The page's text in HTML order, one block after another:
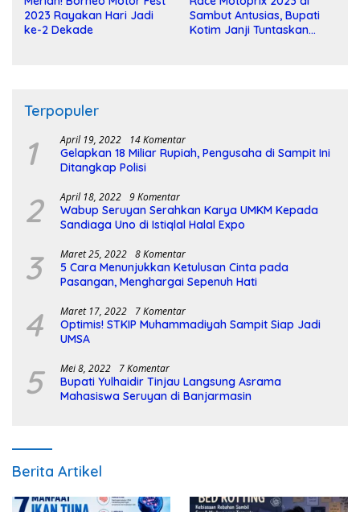
2023 Rayakan Hari Jadi
ke-2 Dekade
Sambut Antusias, Bupati
Kotim Janji Tuntaskan
Terpopuler
1 April 19, 2022 14 Komentar
Gelapkan 18 Miliar Rupiah, Pengusaha di Sampit Ini
Ditangkap Polisi
2 April 18, 2022 9 Komentar
Wabup Seruyan Serahkan Karya UMKM Kepada
Sandiaga Uno di Istiqlal Halal Expo
3 Maret 25, 2022 8 Komentar
5 Cara Menunjukkan Ketulusan Cinta pada
Pasangan, Menghargai Sepenuh Hati
4 Maret 17, 2022 7 Komentar
Optimis! STKIP Muhammadiyah Sampit Siap Jadi
UMSA
5 Mei 8, 2022 7 Komentar
Bupati Yulhaidir Tinjau Langsung Asrama
Mahasiswa Seruyan di Banjarmasin
Berita Artikel